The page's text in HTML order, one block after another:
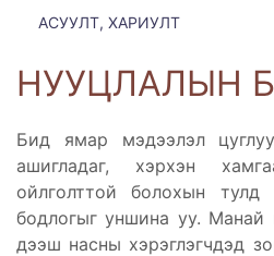
АСУУЛТ, ХАРИУЛТ
НУУЦЛАЛЫН
Бид ямар мэдээлэл
ашигладаг, хэрхэн
ойлголттой болохын
бодлогыг уншина уу. Манай
дээш насны хэрэглэгчдэд